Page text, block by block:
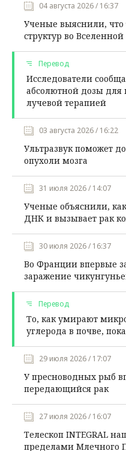
04 августа 2026 / 16:37
Ученые выяснили, что
структур во Вселенной
Перевод
Исследователи
абсолютной дозы для
лучевой терапией
03 августа 2026 / 16:22
Ультразвук поможет
опухоли мозга
31 июля 2026 / 14:07
Ученые объяснили,
ДНК и вызывает рак
30 июля 2026 / 16:37
Во Франции впервые
заражение
Перевод
То, как умирают
углерода в почве,
29 июля 2026 / 17:07
У пресноводных рыб
передающийся рак
27 июля 2026 / 16:07
Телескоп INTEGRAL
пределами Млечного